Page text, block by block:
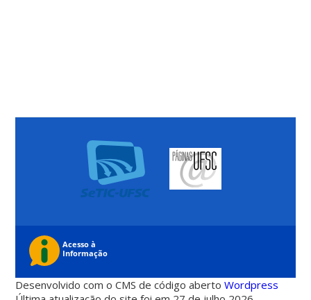
Desenvolvido com o CMS de código abertoWordpress